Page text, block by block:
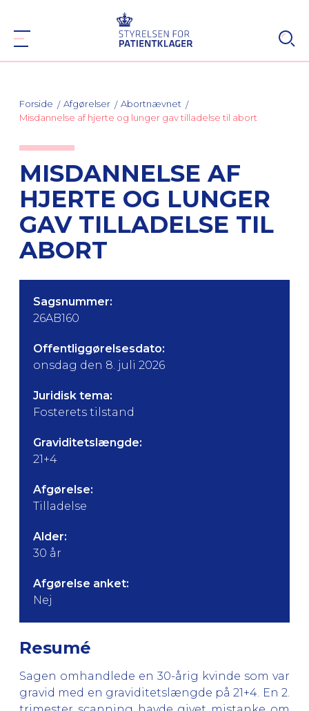
Forside Afgørelser
Abortnævnet
Misdannelse af hjerte og lunger gav tilladelse til abort
MISDANNELSE AF
HJERTE OG LUNGER
GAV TILLADELSE TIL
ABORT
Sagsnummer:
26AB160
Offentliggørelsesdato:
onsdag den 8. juli 2026
Juridisk tema:
Fosterets tilstand
Graviditetslængde:
21+4
Afgørelse:
Tilladelse
Alder:
30 år
Afgørelse anket:
Nej
Resumé
Sagen omhandlede en 30-årig kvinde som var
gravid med en graviditetslængde på 21+4. En 2.